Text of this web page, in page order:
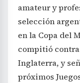
amateur y
selección
en la Copa del
compitió
Inglaterra, y
próximos